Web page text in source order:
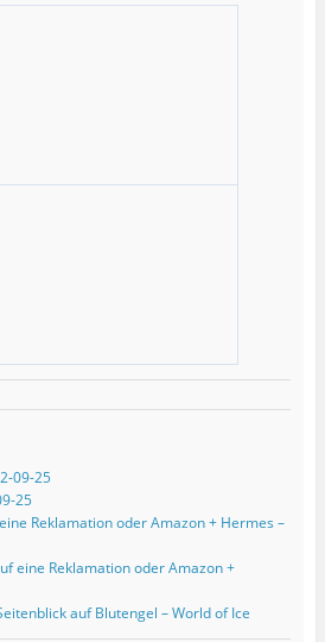
09-25
25
Reklamation oder Amazon + Hermes –
eine Reklamation oder Amazon +
auf Blutengel – World of Ice